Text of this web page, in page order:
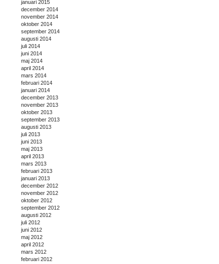
januari 2015
december 2014
november 2014
oktober 2014
september 2014
augusti 2014
juli 2014
juni 2014
maj 2014
april 2014
mars 2014
februari 2014
januari 2014
december 2013
november 2013
oktober 2013
september 2013
augusti 2013
juli 2013
juni 2013
maj 2013
april 2013
mars 2013
februari 2013
januari 2013
december 2012
november 2012
oktober 2012
september 2012
augusti 2012
juli 2012
juni 2012
maj 2012
april 2012
mars 2012
februari 2012